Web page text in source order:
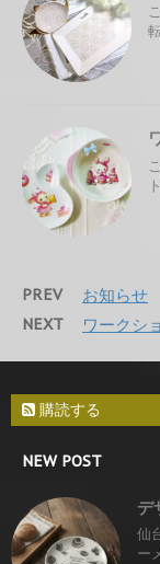
PREV お知らせ
NEXT ワークシ
購読する
NEW POST
デ
仙
ー